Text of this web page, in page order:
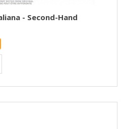
- Second-Hand